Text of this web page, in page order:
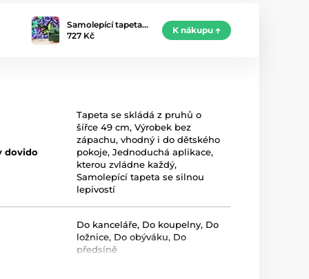
Samolepící tapeta…
727 Kč
K nákupu
dovido
Tapeta se skládá z pruhů o
šířce 49 cm,Výrobek bez
zápachu, vhodný i do dětského
pokoje,Jednoduchá aplikace,
kterou zvládne každý,
Samolepící tapeta se silnou
lepivostí
Do kanceláře, Do koupelny, Do
ložnice, Do obýváku, Do
předsíně